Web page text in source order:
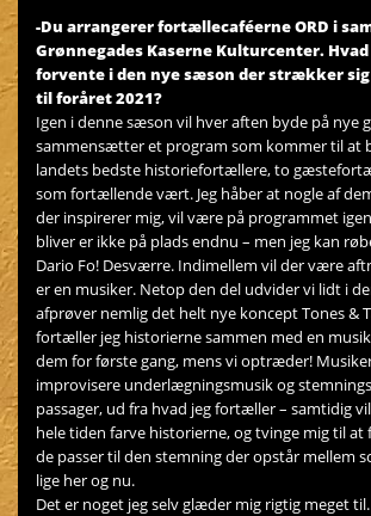
-Du arrangerer fortællecaféerne ORD i
Grønnegades Kaserne Kulturcenter.
forvente i den nye sæson der strækker
til foråret 2021?
Igen i denne sæson vil hver aften byde på nye
sammensætter et program som kommer til at
landets bedste historiefortællere, to
som fortællende vært. Jeg håber at nogle af
der inspirerer mig, vil være på programmet
bliver er ikke på plads endnu – men jeg kan
Dario Fo! Desværre. Indimellem vil der være
er en musiker. Netop den del udvider vi lidt i
afprøver nemlig det helt nye koncept Tones &
fortæller jeg historierne sammen med en
dem for første gang, mens vi optræder!
improvisere underlægningsmusik og
passager, ud fra hvad jeg fortæller – samtidig
hele tiden farve historierne, og tvinge mig til
de passer til den stemning der opstår mellem
lige her og nu.
Det er noget jeg selv glæder mig rigtig meget til.